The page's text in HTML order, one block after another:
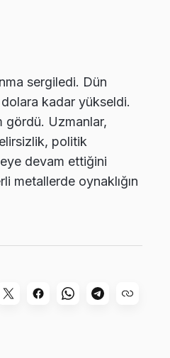
sergiledi. Dün
kadar yükseldi.
gördü. Uzmanlar,
politik
devam ettiğini
metallerde oynaklığın